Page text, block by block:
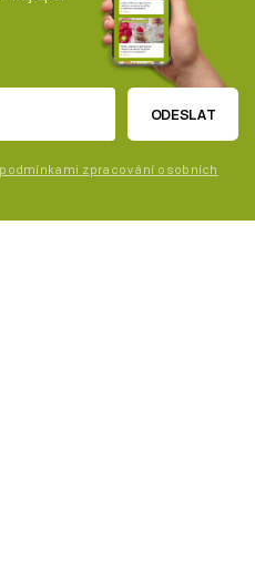
ODESLAT
podmínkami zpracování osobních